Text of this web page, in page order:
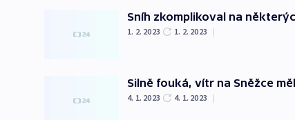
Sníh zkomplikoval na
1. 2. 2023 1. 2. 2023 |
Silně fouká, vítr na Sněžce
4. 1. 2023 4. 1. 2023 |